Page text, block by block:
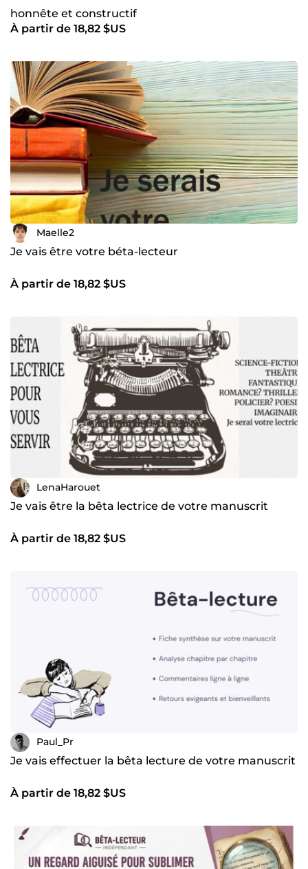
honnête et constructif
À partir de 18,82 $US
Maelle2
Je vais être votre béta-lecteur
À partir de 18,82 $US
LenaHarouet
Je vais être la bêta lectrice de votre manuscrit
À partir de 18,82 $US
Paul_Pr
Je vais effectuer la bêta lecture de votre manuscrit
À partir de 18,82 $US